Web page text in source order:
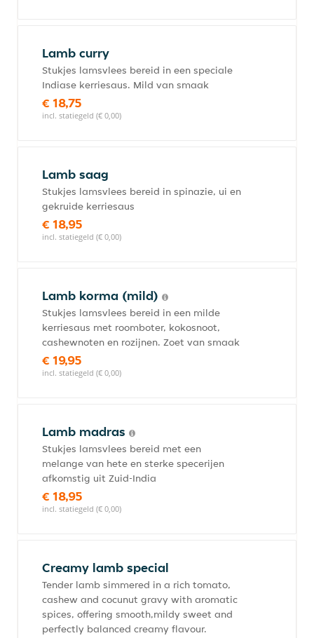
Lamb curry
Stukjes lamsvlees bereid in een speciale
Indiase kerriesaus. Mild van smaak
€ 18,75
incl. statiegeld (€ 0,00)
Lamb saag
Stukjes lamsvlees bereid in spinazie, ui en
gekruide kerriesaus
€ 18,95
incl. statiegeld (€ 0,00)
Lamb korma (mild)
Stukjes lamsvlees bereid in een milde
kerriesaus met roomboter, kokosnoot,
cashewnoten en rozijnen. Zoet van smaak
€ 19,95
incl. statiegeld (€ 0,00)
Lamb madras
Stukjes lamsvlees bereid met een
melange van hete en sterke specerijen
afkomstig uit Zuid-India
€ 18,95
incl. statiegeld (€ 0,00)
Creamy lamb special
Tender lamb simmered in a rich tomato,
cashew and cocunut gravy with aromatic
spices, offering smooth,mildy sweet and
perfectly balanced creamy flavour.